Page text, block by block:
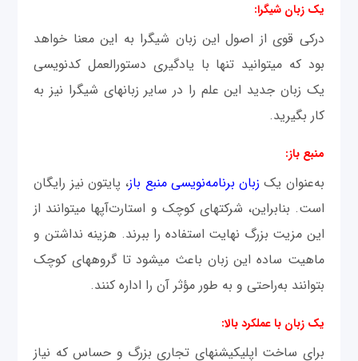
یک زبان شی‎گرا:
درکی قوی از اصول این زبان شی‎گرا به این معنا خواهد
بود که می‎توانید تنها با یادگیری دستورالعمل کدنویسی
یک زبان جدید این علم را در سایر زبان‎های شی‎گرا نیز به
کار بگیرید.
منبع باز:
به‌عنوان یک زبان برنامه‌نویسی منبع باز، پایتون نیز رایگان
است. بنابراین، شرکت‎های کوچک و استارت‌آپ‎ها می‎توانند از
این مزیت بزرگ نهایت استفاده را ببرند. هزینه نداشتن و
ماهیت ساده این زبان باعث می‎شود تا گروه‎های کوچک
بتوانند به‌راحتی و به طور مؤثر آن را اداره کنند.
یک زبان با عملکرد بالا:
برای ساخت اپلیکیشن‎های تجاری بزرگ و حساس که نیاز